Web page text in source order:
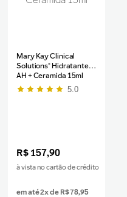
Mary Kay Clinical
Solutions® Hidratante
AH + Ceramida 15ml
5.0
R$157,90
à vista no cartão de crédito
em até2x de R$78,95